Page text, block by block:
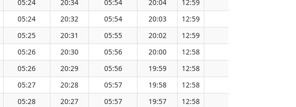
05:24 20:34 05:54 20:04 12:59
05:24 20:32 05:54 20:03 12:59
05:25 20:31 05:55 20:02 12:59
05:26 20:30 05:56 20:00 12:58
05:26 20:29 05:56 19:59 12:58
05:27 20:28 05:57 19:58 12:58
05:28 20:27 05:57 19:57 12:58